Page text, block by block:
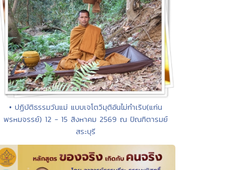
• ปฏิบัติธรรมวันแม่ แบบเจโตวิมุติอันไม่กำเริบ(แก่น
พรหมจรรย์) 12 - 15 สิงหาคม 2569 ณ ปัณฑิตารมย์
สระบุรี